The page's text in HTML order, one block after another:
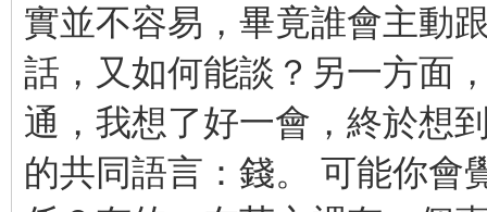
實並不容易，畢竟誰會主動
話，又如何能談？另一方面
通，我想了好一會，終於想
的共同語言：錢。 可能你會